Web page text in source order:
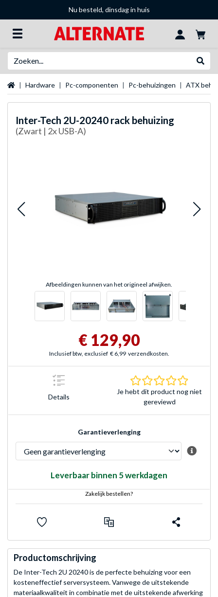
Nu besteld, dinsdag in huis
Startpagina
Hardware Pc-componenten Pc-behuizingen ATX
Inter-Tech 2U-20240 rack behuizing
(Zwart | 2x USB-A)
Afbeeldingen kunnen van het origineel afwijken.
€ 129,90
Inclusief btw, exclusief € 6,99 verzendkosten.
Details
Je hebt dit product nog niet
gereviewd
Garantieverlenging
Leverbaar binnen 5 werkdagen
Zakelijk bestellen?
Productomschrijving
De Inter-Tech 2U 20240 is de perfecte behuizing voor een
kosteneffectief serversysteem. Vanwege de uitstekende
materiaalkwaliteit in combinatie met de uitstekende afwerking